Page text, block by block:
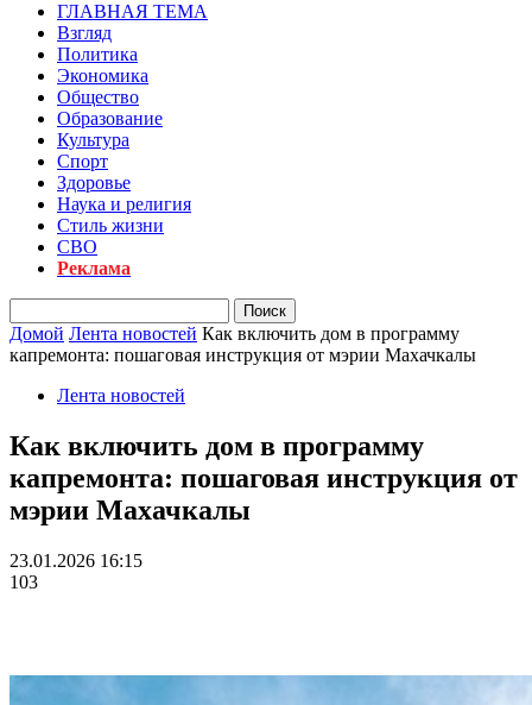
ГЛАВНАЯ ТЕМА
Взгляд
Политика
Экономика
Общество
Образование
Культура
Спорт
Здоровье
Наука и религия
Стиль жизни
СВО
Реклама
Домой Лента новостей Как включить дом в программу
капремонта: пошаговая инструкция от мэрии Махачкалы
Лента новостей
Как включить дом в программу
капремонта: пошаговая инструкция от
мэрии Махачкалы
23.01.2026 16:15
103